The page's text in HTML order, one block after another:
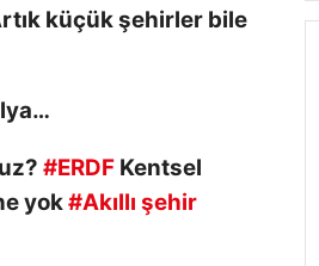
küçük şehirler bile
#ERDF Kentsel
yok#Akıllı şehir